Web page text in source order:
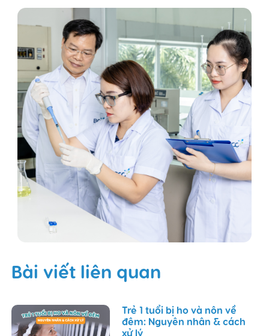
Bài viết liên quan
Trẻ 1 tuổi bị ho và nôn về
đêm: Nguyên nhân & cách
xử lý